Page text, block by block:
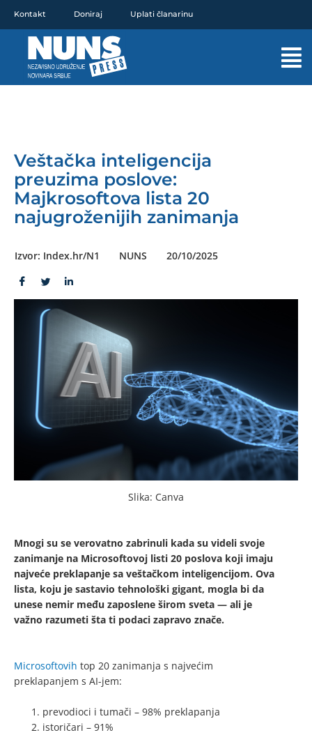
sadržaj
Kontakt Doniraj Uplati članarinu
Veštačka inteligencija
preuzima poslove:
Majkrosoftova lista 20
najugroženijih zanimanja
Izvor: Index.hr/N1 NUNS 20/10/2025
Slika: Canva
Mnogi su se verovatno zabrinuli kada su videli svoje
zanimanje na Microsoftovoj listi 20 poslova koji imaju
najveće preklapanje sa veštačkom inteligencijom. Ova
lista, koju je sastavio tehnološki gigant, mogla bi da
unese nemir među zaposlene širom sveta — ali je
važno razumeti šta ti podaci zapravo znače.
Microsoftovih top 20 zanimanja s najvećim
preklapanjem s AI-jem:
prevodioci i tumači – 98% preklapanja
istoričari – 91%